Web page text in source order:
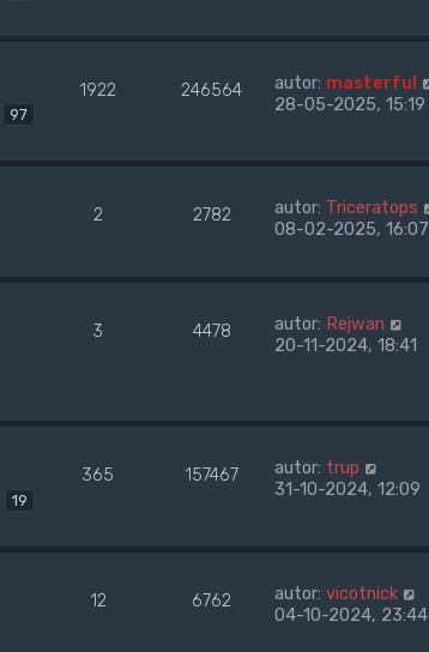
97
1922 246564 autor: masterful
28-05-2025, 15:19
2 2782 autor: Triceratops
08-02-2025, 16:07
3 4478 autor: Rejwan
20-11-2024, 18:41
19
365 157467 autor: trup
31-10-2024, 12:09
12 6762 autor: vicotnick
04-10-2024, 23:44